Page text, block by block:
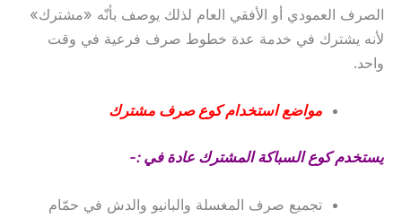
الصرف العمودي أو الأفقي العام لذلك يوصف بأنّه «مشترك»
لأنه يشترك في خدمة عدة خطوط صرف فرعية في وقت
واحد.
مواضع استخدام كوع صرف مشترك
يستخدم كوع السباكة المشترك عادة في :-
تجميع صرف المغسلة والبانيو والدش في حمّام